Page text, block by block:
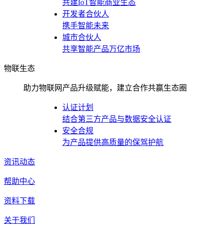
共建IoT智能商业生态
开发者合伙人
携手智能未来
城市合伙人
共享智能产品万亿市场
物联生态
助力物联网产品升级赋能，建立合作共赢生态圈
认证计划
结合第三方产品与数据安全认证
安全合规
为产品提供高质量的保驾护航
资讯动态
帮助中心
资料下载
关于我们